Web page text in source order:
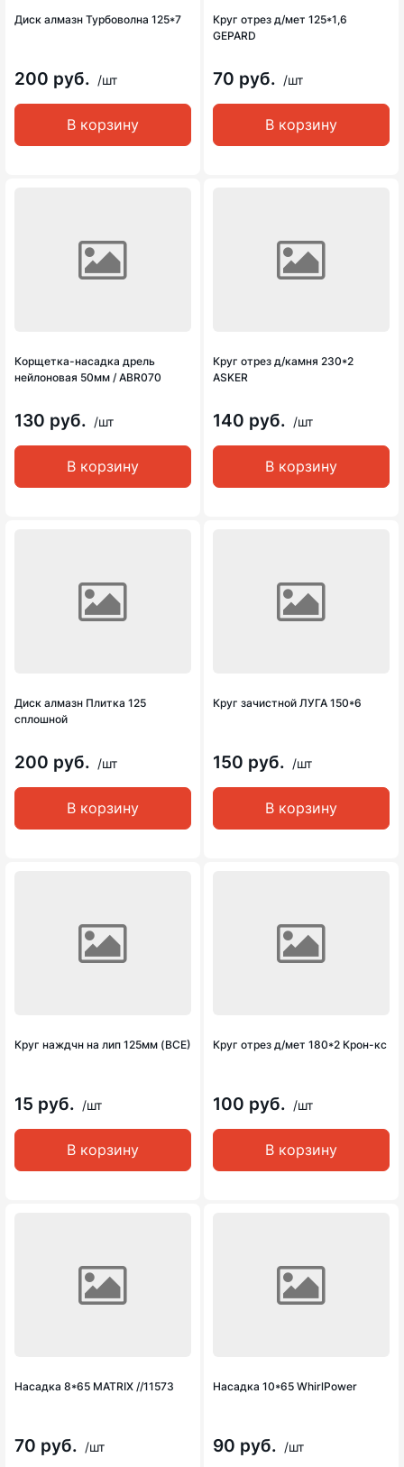
Диск алмазн Турбоволна 125*7
200 руб. /шт
В корзину
Круг отрез д/мет 125*1,6
GEPARD
70 руб. /шт
В корзину
Корщетка-насадка дрель
нейлоновая 50мм / ABR070
130 руб. /шт
В корзину
Круг отрез д/камня 230*2
ASKER
140 руб. /шт
В корзину
Диск алмазн Плитка 125
сплошной
200 руб. /шт
В корзину
Круг зачистной ЛУГА 150*6
150 руб. /шт
В корзину
Круг наждчн на лип 125мм (ВСЕ)
15 руб. /шт
В корзину
Круг отрез д/мет 180*2 Крон-кс
100 руб. /шт
В корзину
Насадка 8*65 MATRIX //11573
70 руб. /шт
Насадка 10*65 WhirlPower
90 руб. /шт